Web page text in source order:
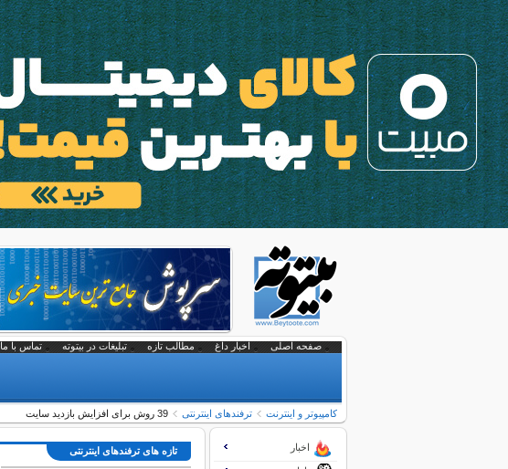
صفحه اصلی اخبار داغ مطالب تازه تبلیغات در بیتوته تماس با ما
کامپیوتر و اینترنت ترفندهای اینترنتی 39 روش برای افزایش بازدید سایت
تازه های ترفندهای اینترنتی اخبار